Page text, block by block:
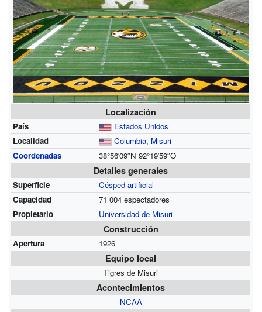
Localización
País
Estados Unidos
Localidad
Columbia, Misuri
Coordenadas
38°56′09″N 92°19′59″O
Detalles generales
Superficie
Césped artificial
Capacidad
71 004 espectadores
Propietario
Universidad de Misuri
Construcción
Apertura 1926
Equipo local
Tigres de Misuri
Acontecimientos
NCAA